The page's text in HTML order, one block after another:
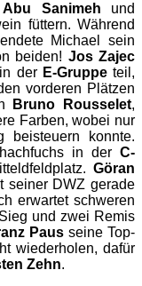
Abu Sanimeh und
füttern. Während
Michael sein
beiden! Jos Zajec
der E-Gruppeteil,
vorderen Plätzen
Bruno Rousselet,
Farben, wobei nur
beisteuern konnte.
in der C-
Göran
seiner DWZ gerade
erwartet schweren
und zwei Remis
Paus seine Top-
wiederholen, dafür
Zehn.